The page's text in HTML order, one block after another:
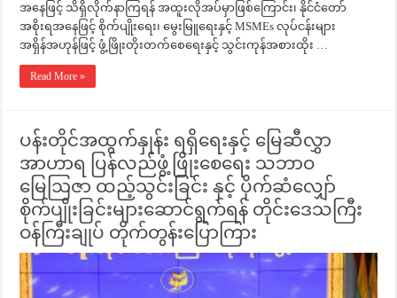
အနေဖြင့် သိရှိလိုက်နာကြရန် အထူးလိုအပ်မှာဖြစ်ကြောင်း၊ နိုင်ငံတော်
အစိုးရအနေဖြင့် စိုက်ပျိုးရေး၊ မွေးမြူရေးနှင့် MSMEs လုပ်ငန်းများ
အရှိန်အဟုန်ဖြင့် ဖွံ့ဖြိုးတိုးတက်စေရေးနှင့် သွင်းကုန်အစားထိုး …
Read More »
ပန်းတိုင်အထွက်နှုန်း ရရှိရေးနှင့် မြေဆီလွှာ
အာဟာရ ပြန်လည်ဖွံ့ဖြိုးစေရေး သဘာဝ
မြေဩဇာ ထည့်သွင်းခြင်း နှင့် ပိုက်ဆံလျှော်
စိုက်ပျိုးခြင်းများဆောင်ရွက်ရန် တိုင်းဒေသကြီး
ဝန်ကြီးချုပ် တိုက်တွန်းပြောကြား